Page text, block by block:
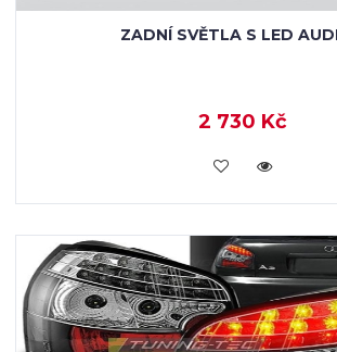
ZADNÍ SVĚTLA S LED
2 730 Kč
KOUPIT